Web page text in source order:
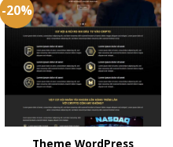
-20%
Theme WordPress